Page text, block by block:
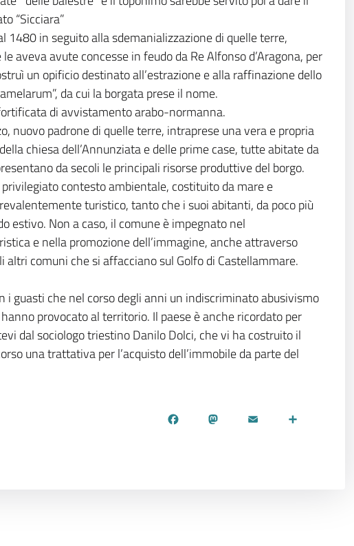
“Sicciara”
1480 in seguito alla sdemanializzazione di quelle terre,
aveva avute concesse in feudo da Re Alfonso d’Aragona, per
un opificio destinato all’estrazione e alla raffinazione dello
da cui la borgata prese il nome.
di avvistamento arabo-normanna.
nuovo padrone di quelle terre, intraprese una vera e propria
chiesa dell’Annunziata e delle prime case, tutte abitate da
da secoli le principali risorse produttive del borgo.
contesto ambientale, costituito da mare e
turistico, tanto che i suoi abitanti, da poco più
estivo. Non a caso, il comune è impegnato nel
e nella promozione dell’immagine, anche attraverso
comuni che si affacciano sul Golfo di Castellammare.
i guasti che nel corso degli anni un indiscriminato abusivismo
provocato al territorio. Il paese è anche ricordato per
dal sociologo triestino Danilo Dolci, che vi ha costruito il
una trattativa per l’acquisto dell’immobile da parte del
Facebook
Mastodon
EmailShare